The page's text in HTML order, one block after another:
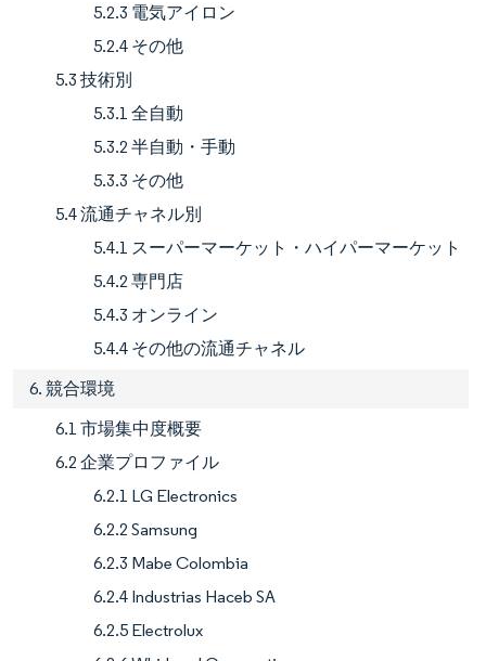
5.2.3 電気アイロン
5.2.4 その他
5.3 技術別
5.3.1 全自動
5.3.2 半自動・手動
5.3.3 その他
5.4 流通チャネル別
5.4.1 スーパーマーケット・ハイパーマーケット
5.4.2 専門店
5.4.3 オンライン
5.4.4 その他の流通チャネル
6. 競合環境
6.1 市場集中度概要
6.2 企業プロファイル
6.2.1 LG Electronics
6.2.2 Samsung
6.2.3 Mabe Colombia
6.2.4 Industrias Haceb SA
6.2.5 Electrolux